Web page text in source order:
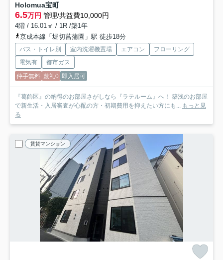
Holomua宝町
6.5万円 管理/共益費10,000円
4階 / 16.01㎡ / 1R /築1年
京成本線「堀切菖蒲園」駅 徒歩18分
バス・トイレ別 室内洗濯機置場 エアコン
フローリング
電気有
都市ガス
仲手無料 敷礼0 即入居可
『葛飾区』の納得のお部屋さがしなら『ラテルーム』へ！ 築浅のお部屋
で新生活・入居審査が心配の方・初期費用を抑えたい方にも... もっと見
る
賃貸マンション